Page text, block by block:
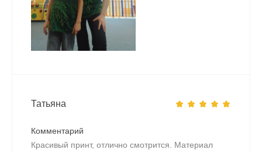
Татьяна
Комментарий
Красивый принт, отлично смотрится. Материал